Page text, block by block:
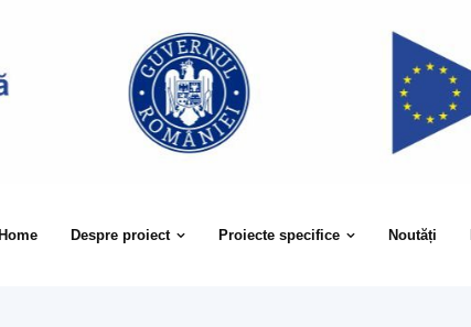
Home Despre proiect Proiecte specifice Noutăți